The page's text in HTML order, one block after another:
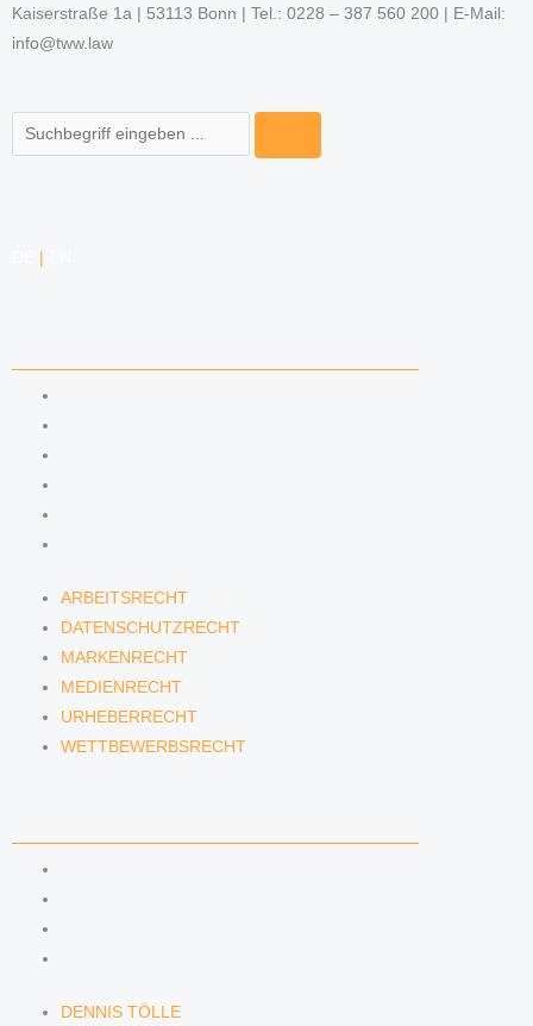
Kaiserstraße 1a | 53113 Bonn | Tel.: 0228 – 387 560 200 | E-Mail:
info@tww.law
Suche
ARBEITSRECHT
DATENSCHUTZRECHT
MARKENRECHT
MEDIENRECHT
URHEBERRECHT
WETTBEWERBSRECHT
DENNIS TÖLLE